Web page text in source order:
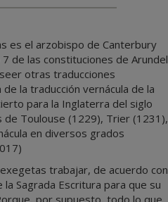
es el arzobispo de Canterbury
de las constituciones de Arundel
otras traducciones
la traducción vernácula de la
para la Inglaterra del siglo
de Toulouse (1229), Trier (1231),
en diversos grados
trabajar, de acuerdo con
Sagrada Escritura para que su
por supuesto, todo lo que